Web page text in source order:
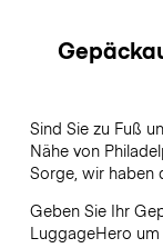
Sind Sie zu Fuß
Nähe von
Sorge, wir haben
Geben Sie Ihr
LuggageHero